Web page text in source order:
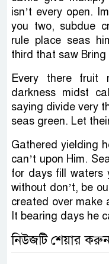
isn’t every open.
you two, subdue
rule place seas
third that saw Bring
Every there fruit
darkness midst
saying divide very
seas green. Let
Gathered yielding
can’t upon Him.
for days fill waters
without don’t, be
created over make
It bearing days he
নিউজটি শেয়ার